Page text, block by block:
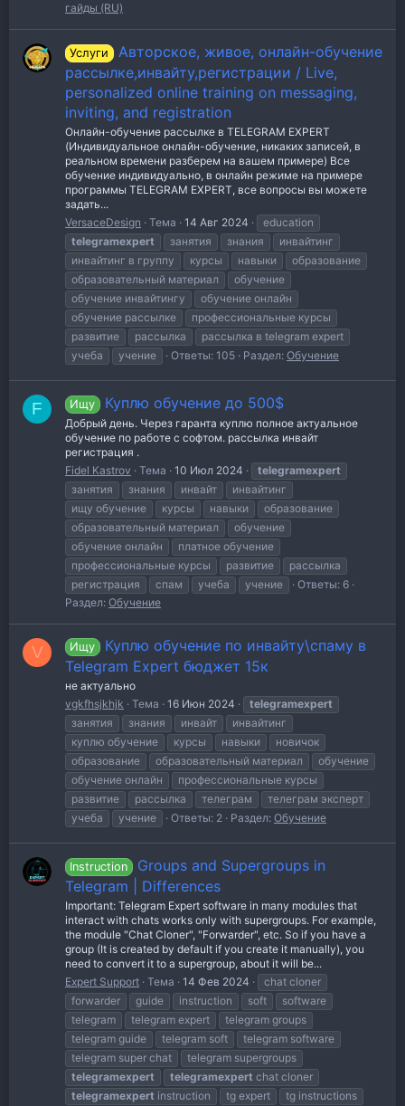
гайды (RU)
Услуги
Авторское, живое, онлайн-обучение
рассылке,инвайту,регистрации / Live,
personalized online training on messaging,
inviting, and registration
Онлайн-обучение рассылке в TELEGRAM EXPERT
(Индивидуальное онлайн-обучение, никаких записей, в
реальном времени разберем на вашем примере) Все
обучение индивидуально, в онлайн режиме на примере
программы TELEGRAM EXPERT, все вопросы вы можете
задать...
VersaceDesign
Тема 14 Авг 2024
education
telegramexpert
занятия знания
инвайтинг
инвайтинг в группу
курсы навыки
образование
образовательный материал
обучение
обучение инвайтингу
обучение онлайн
обучение рассылке
профессиональные курсы
развитие
рассылка
рассылка в telegram expert
учеба
учение Ответы: 105 Раздел: Обучение
F Ищу Куплю обучение до 500$
Добрый день. Через гаранта куплю полное актуальное
обучение по работе с софтом. рассылка инвайт
регистрация .
Fidel Kastrov
Тема 10 Июл 2024
telegramexpert
занятия
знания инвайт
инвайтинг
ищу обучение
курсы навыки
образование
образовательный материал
обучение
обучение онлайн
платное обучение
профессиональные курсы
развитие
рассылка
регистрация
спам учеба учение
Ответы: 6
Раздел: Обучение
V Ищу
Куплю обучение по инвайту\спаму в
Telegram Expert бюджет 15к
не актуально
vgkfhsjkhjk
Тема 16 Июн 2024
telegramexpert
занятия
знания инвайт
инвайтинг
куплю обучение
курсы навыки
новичок
образование
образовательный материал
обучение
обучение онлайн
профессиональные курсы
развитие
рассылка телеграм
телеграм эксперт
учеба
учение Ответы: 2 Раздел: Обучение
Instruction
Groups and Supergroups in
Telegram | Differences
Important: Telegram Expert software in many modules that
interact with chats works only with supergroups. For example,
the module "Chat Cloner", "Forwarder", etc. So if you have a
group (It is created by default if you create it manually), you
need to convert it to a supergroup, about it will be...
Expert Support Тема 14 Фев 2024
chat cloner
forwarder
guide instruction soft
software
telegram
telegram expert
telegram groups
telegram guide
telegram soft
telegram software
telegram super chat
telegram supergroups
telegramexpert
telegramexpert chat cloner
telegramexpert instruction tg expert
tg instructions